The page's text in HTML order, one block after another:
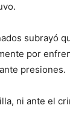
subrayó
por
presiones.
ni ante el